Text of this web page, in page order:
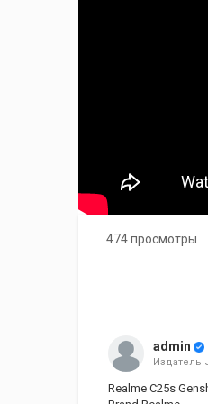
474 просмотры
admin
Издатель
Realme C25s